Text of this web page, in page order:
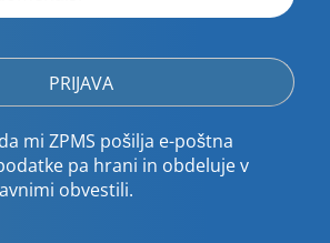
mi ZPMS pošilja e-poštna
pa hrani in obdeluje v
obvestili.